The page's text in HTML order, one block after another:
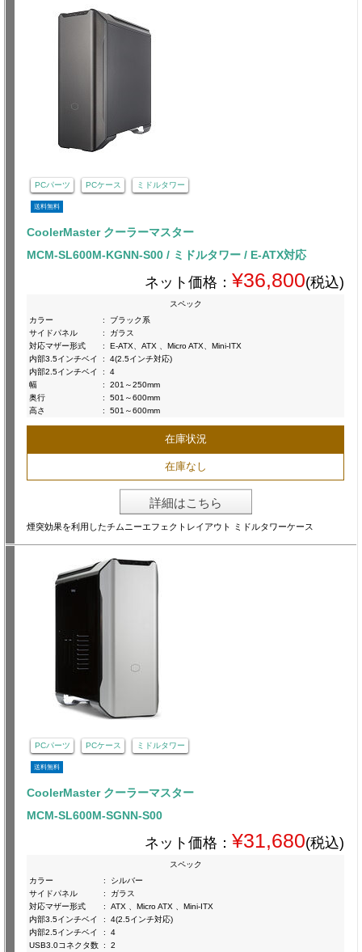
PCパーツ PCケース ミドルタワー
送料無料
CoolerMaster クーラーマスター
MCM-SL600M-KGNN-S00 / ミドルタワー / E-ATX対応
ネット価格： ¥36,800(税込)
スペック
カラー
:
ブラック系
サイドパネル
:
ガラス
対応マザー形式
:
E-ATX、ATX 、Micro ATX、Mini-ITX
内部3.5インチベイ
:
4(2.5インチ対応)
内部2.5インチベイ
:
4
幅
:
201～250mm
奥行
:
501～600mm
高さ
: 501～600mm
在庫状況
在庫なし
詳細はこちら
煙突効果を利用したチムニーエフェクトレイアウト ミドルタワーケース
PCパーツ PCケース ミドルタワー
送料無料
CoolerMaster クーラーマスター
MCM-SL600M-SGNN-S00
ネット価格： ¥31,680(税込)
スペック
カラー
:
シルバー
サイドパネル
:
ガラス
対応マザー形式
:
ATX 、Micro ATX 、Mini-ITX
内部3.5インチベイ
:
4(2.5インチ対応)
内部2.5インチベイ
:
4
USB3.0コネクタ数 :
2